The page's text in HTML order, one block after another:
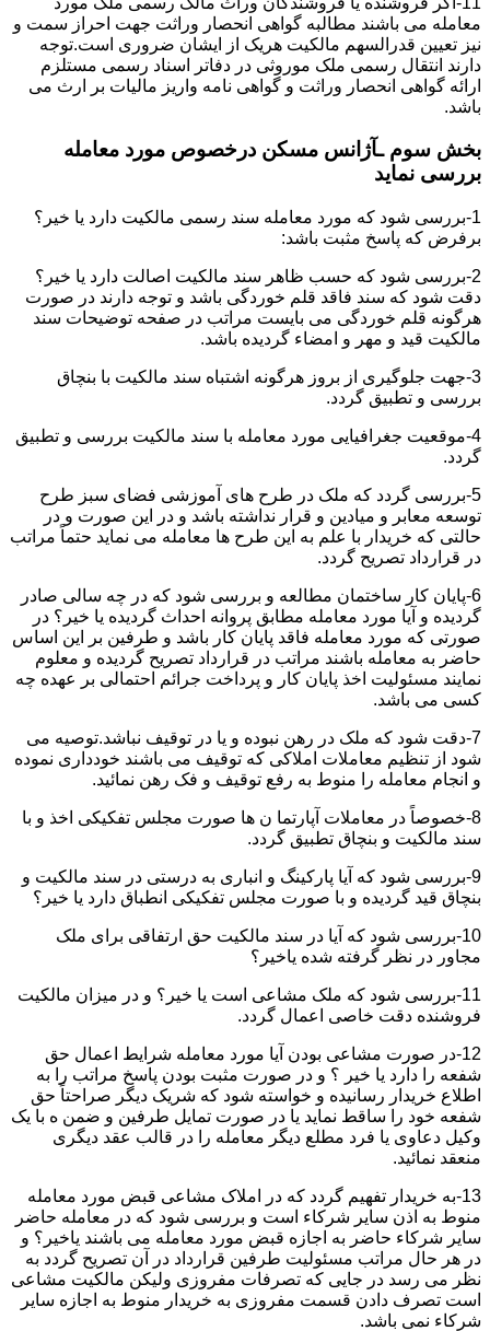
معامله می باشند مطالبه گواهی انحصار وراثت جهت احراز سمت و
نیز تعیین قدرالسهم مالکیت هریک از ایشان ضروری است.توجه
دارند انتقال رسمی ملک موروثی در دفاتر اسناد رسمی مستلزم
ارائه گواهی انحصار وراثت و گواهی نامه واریز مالیات بر ارث می
باشد.
بخش سوم ـآژانس مسکن درخصوص مورد معامله
بررسی نماید
1-بررسی شود که مورد معامله سند رسمی مالکیت دارد یا خیر؟
برفرض که پاسخ مثبت باشد:
2-بررسی شود که حسب ظاهر سند مالکیت اصالت دارد یا خیر؟
دقت شود که سند فاقد قلم خوردگی باشد و توجه دارند در صورت
هرگونه قلم خوردگی می بایست مراتب در صفحه توضیحات سند
مالکیت قید و مهر و امضاء گردیده باشد.
3-جهت جلوگیری از بروز هرگونه اشتباه سند مالکیت با بنچاق
بررسی و تطبیق گردد.
4-موقعیت جغرافیایی مورد معامله با سند مالکیت بررسی و تطبیق
گردد.
5-بررسی گردد که ملک در طرح های آموزشی فضای سبز طرح
توسعه معابر و میادین و قرار نداشته باشد و در این صورت و در
حالتی که خریدار با علم به این طرح ها معامله می نماید حتماً مراتب
در قرارداد تصریح گردد.
6-پایان کار ساختمان مطالعه و بررسی شود که در چه سالی صادر
گردیده و آیا مورد معامله مطابق پروانه احداث گردیده یا خیر؟ در
صورتی که مورد معامله فاقد پایان کار باشد و طرفین بر این اساس
حاضر به معامله باشند مراتب در قرارداد تصریح گردیده و معلوم
نمایند مسئولیت اخذ پایان کار و پرداخت جرائم احتمالی بر عهده چه
کسی می باشد.
7-دقت شود که ملک در رهن نبوده و یا در توقیف نباشد.توصیه می
شود از تنظیم معاملات املاکی که توقیف می باشند خودداری نموده
و انجام معامله را منوط به رفع توقیف و فک رهن نمائید.
8-خصوصاً در معاملات آپارتما ن ها صورت مجلس تفکیکی اخذ و با
سند مالکیت و بنچاق تطبیق گردد.
9-بررسی شود که آیا پارکینگ و انباری به درستی در سند مالکیت و
بنچاق قید گردیده و با صورت مجلس تفکیکی انطباق دارد یا خیر؟
10-بررسی شود که آیا در سند مالکیت حق ارتفاقی برای ملک
مجاور در نظر گرفته شده یاخیر؟
11-بررسی شود که ملک مشاعی است یا خیر؟ و در میزان مالکیت
فروشنده دقت خاصی اعمال گردد.
12-در صورت مشاعی بودن آیا مورد معامله شرایط اعمال حق
شفعه را دارد یا خیر ؟ و در صورت مثبت بودن پاسخ مراتب را به
اطلاع خریدار رسانیده و خواسته شود که شریک دیگر صراحتاً حق
شفعه خود را ساقط نماید یا در صورت تمایل طرفین و ضمن ه با یک
وکیل دعاوی یا فرد مطلع دیگر معامله را در قالب عقد دیگری
منعقد نمائید.
13-به خریدار تفهیم گردد که در املاک مشاعی قبض مورد معامله
منوط به اذن سایر شرکاء است و بررسی شود که در معامله حاضر
سایر شرکاء حاضر به اجازه قبض مورد معامله می باشند یاخیر؟ و
در هر حال مراتب مسئولیت طرفین قرارداد در آن تصریح گردد به
نظر می رسد در جایی که تصرفات مفروزی ولیکن مالکیت مشاعی
است تصرف دادن قسمت مفروزی به خریدار منوط به اجازه سایر
شرکاء نمی باشد.